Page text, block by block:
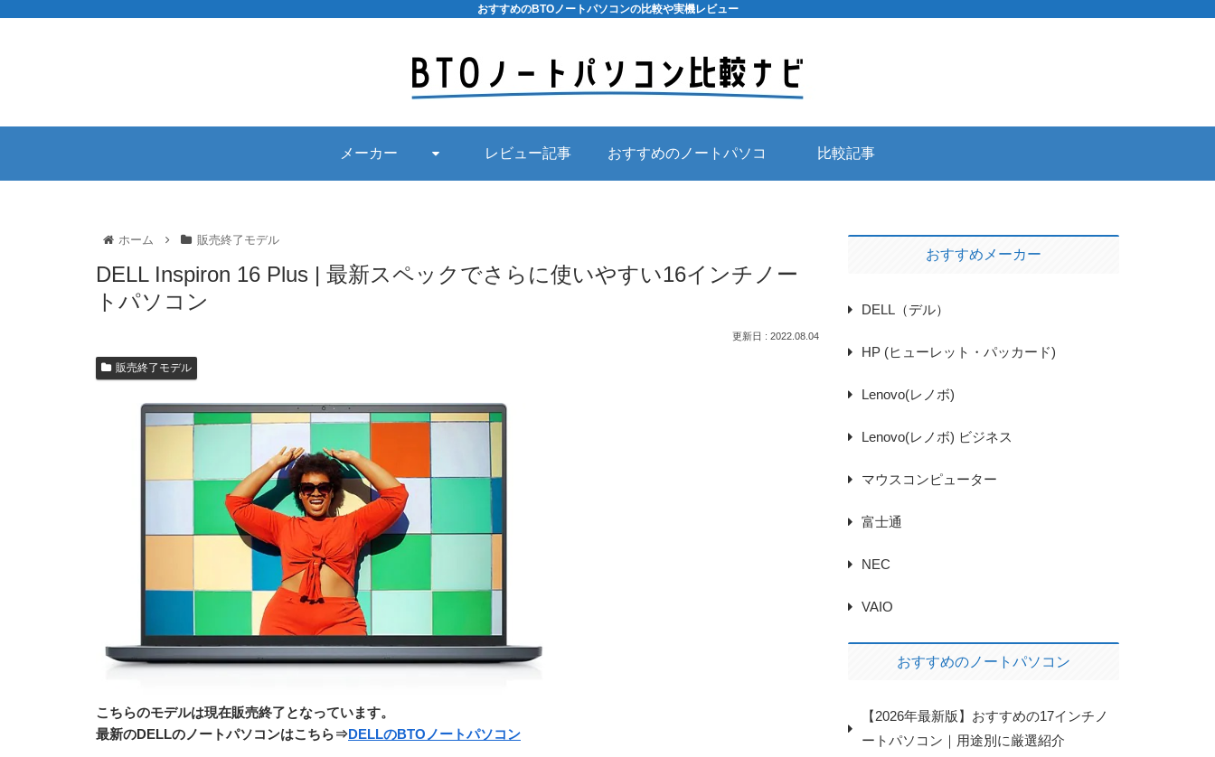
おすすめのBTOノートパソコンの比較や実機レビュー
メーカー レビュー記事 おすすめのノートパソコ 比較記事
ホーム 販売終了モデル
DELL Inspiron 16 Plus | 最新スペックでさらに使いやすい16インチノー
トパソコン
2022.08.04
販売終了モデル
こちらのモデルは現在販売終了となっています。
最新のDELLのノートパソコンはこちら⇒DELLのBTOノートパソコン
おすすめメーカー
DELL（デル）
HP (ヒューレット・パッカード)
Lenovo(レノボ)
Lenovo(レノボ) ビジネス
マウスコンピューター
富士通
NEC
VAIO
おすすめのノートパソコン
【2026年最新版】おすすめの17インチノ
ートパソコン｜用途別に厳選紹介